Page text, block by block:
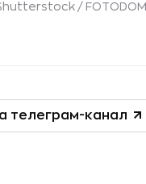
/ FOTODOM
телеграм-канал